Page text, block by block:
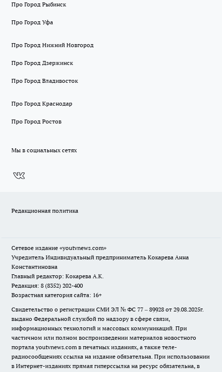
Про Город Рыбинск
Про Город Уфа
Про Город Нижний Новгород
Про Город Дзержинск
Про Город Владивосток
Про Город Краснодар
Про Город Ростов
Мы в социальных сетях
Редакционная политика
Сетевое издание «youtvnews.com»
Учредитель Индивидуальный предприниматель Кокарева Анна
Константиновна
Главный редактор: Кокарева А.К.
Редакция: 8 (8352) 202-400
Возрастная категория сайта: 16+
Свидетельство о регистрации СМИ ЭЛ № ФС 77 – 89928 от 29.08.2025г.
выдано Федеральной службой по надзору в сфере связи,
информационных технологий и массовых коммуникаций. При
частичном или полном воспроизведении материалов новостного
портала youtvnews.com в печатных изданиях, а также теле-
радиосообщениях ссылка на издание обязательна. При использовании
в Интернет-изданиях прямая гиперссылка на ресурс обязательна, в